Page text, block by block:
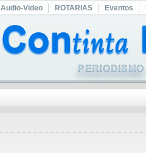
Audio-Video ROTARIAS Eventos